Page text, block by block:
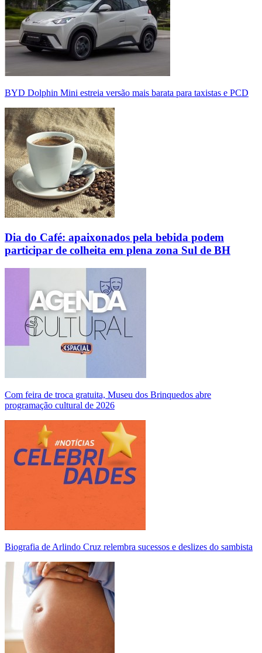
BYD Dolphin Mini estreia versão mais barata para taxistas e PCD
Dia do Café: apaixonados pela bebida podem
participar de colheita em plena zona Sul de BH
Com feira de troca gratuita, Museu dos Brinquedos abre
programação cultural de 2026
Biografia de Arlindo Cruz relembra sucessos e deslizes do sambista